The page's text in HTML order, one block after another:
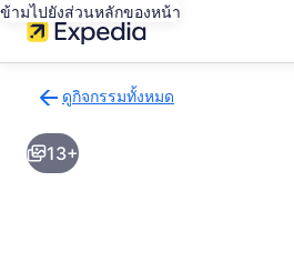
ข้ามไปยังส่วนหลักของหน้า
ดูกิจกรรมทั้งหมด
ไป
ยัง
หน้า
13+